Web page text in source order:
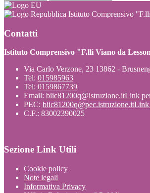
Istituto Comprensivo
Contatti
Istituto Comprensivo "F.lli Viano da
Via Carlo Verzone, 23 13862 -
Tel: 015985963
Tel: 0159867739
Email: biic81200q@istruzione.itLink
PEC: biic81200q@pec.istruzione.itLink
C.F.: 83002390025
Sezione Link Utili
Cookie policy
Note legali
Informativa Privacy